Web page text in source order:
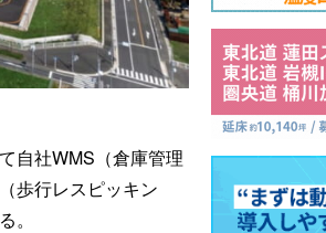
自社WMS（倉庫管理
歩行レスピッキン
。